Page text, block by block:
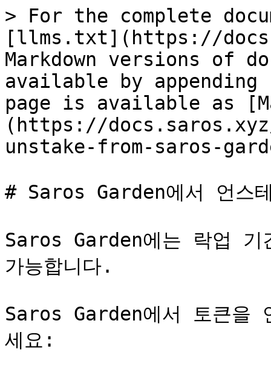
> For the complete
[llms.txt](https://
Markdown versions of
available by
page is available as
(https://
unstake-from-saros-
# Saros Garden에서 언스
Saros Garden에는 락업 기
가능합니다.
Saros Garden에서 토큰을
세요: